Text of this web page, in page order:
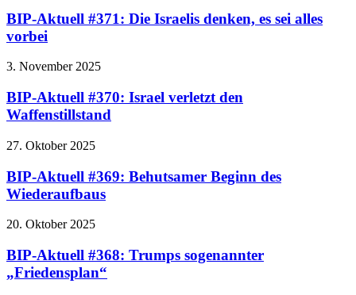
BIP-Aktuell #371: Die Israelis denken, es sei alles
vorbei
3. November 2025
BIP-Aktuell #370: Israel verletzt den
Waffenstillstand
27. Oktober 2025
BIP-Aktuell #369: Behutsamer Beginn des
Wiederaufbaus
20. Oktober 2025
BIP-Aktuell #368: Trumps sogenannter
„Friedensplan“